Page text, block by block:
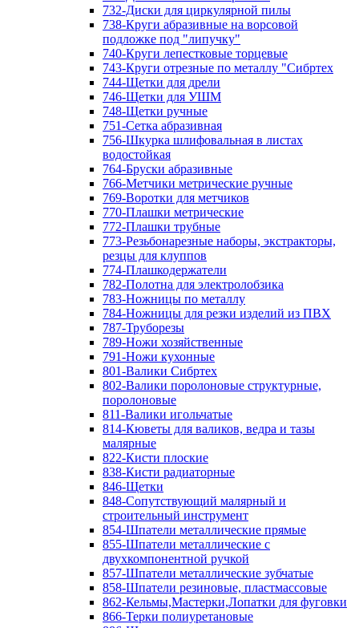
732-Диски для циркулярной пилы
738-Круги абразивные на ворсовой
подложке под "липучку"
740-Круги лепестковые торцевые
743-Круги отрезные по металлу "Сибртех
744-Щетки для дрели
746-Щетки для УШМ
748-Щетки ручные
751-Сетка абразивная
756-Шкурка шлифовальная в листах
водостойкая
764-Бруски абразивные
766-Метчики метрические ручные
769-Воротки для метчиков
770-Плашки метрические
772-Плашки трубные
773-Резьбонарезные наборы, экстракторы,
резцы для клуппов
774-Плашкодержатели
782-Полотна для электролобзика
783-Ножницы по металлу
784-Ножницы для резки изделий из ПВХ
787-Труборезы
789-Ножи хозяйственные
791-Ножи кухонные
801-Валики Сибртех
802-Валики поролоновые структурные,
поролоновые
811-Валики игольчатые
814-Кюветы для валиков, ведра и тазы
малярные
822-Кисти плоские
838-Кисти радиаторные
846-Щетки
848-Сопутствующий малярный и
строительный инструмент
854-Шпатели металлические прямые
855-Шпатели металлические с
двухкомпонентной ручкой
857-Шпатели металлические зубчатые
858-Шпатели резиновые, пластмассовые
862-Кельмы,Мастерки,Лопатки для фуговки
866-Терки полиуретановые